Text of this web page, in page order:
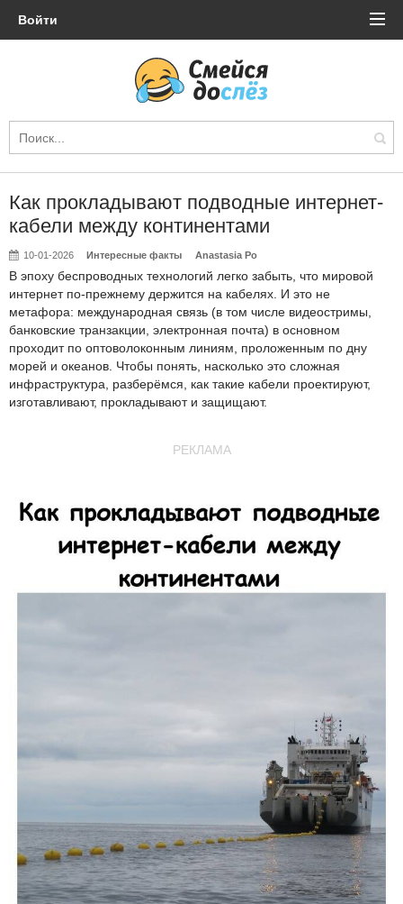
Войти
Как прокладывают подводные интернет-
кабели между континентами
10-01-2026 Интересные факты Anastasia Po
В эпоху беспроводных технологий легко забыть, что мировой
интернет по-прежнему держится на кабелях. И это не
метафора: международная связь (в том числе видеостримы,
банковские транзакции, электронная почта) в основном
проходит по оптоволоконным линиям, проложенным по дну
морей и океанов. Чтобы понять, насколько это сложная
инфраструктура, разберёмся, как такие кабели проектируют,
изготавливают, прокладывают и защищают.
РЕКЛАМА